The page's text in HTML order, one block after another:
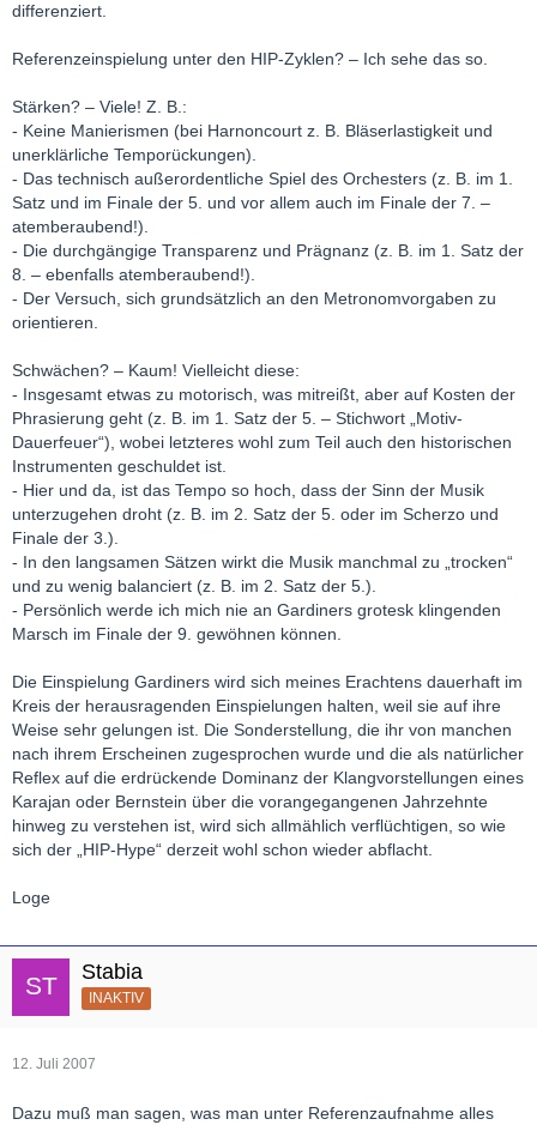
differenziert.
Referenzeinspielung unter den HIP-Zyklen? – Ich sehe das so.
Stärken? – Viele! Z. B.:
- Keine Manierismen (bei Harnoncourt z. B. Bläserlastigkeit und
unerklärliche Temporückungen).
- Das technisch außerordentliche Spiel des Orchesters (z. B. im 1.
Satz und im Finale der 5. und vor allem auch im Finale der 7. –
atemberaubend!).
- Die durchgängige Transparenz und Prägnanz (z. B. im 1. Satz der
8. – ebenfalls atemberaubend!).
- Der Versuch, sich grundsätzlich an den Metronomvorgaben zu
orientieren.
Schwächen? – Kaum! Vielleicht diese:
- Insgesamt etwas zu motorisch, was mitreißt, aber auf Kosten der
Phrasierung geht (z. B. im 1. Satz der 5. – Stichwort „Motiv-
Dauerfeuer“), wobei letzteres wohl zum Teil auch den historischen
Instrumenten geschuldet ist.
- Hier und da, ist das Tempo so hoch, dass der Sinn der Musik
unterzugehen droht (z. B. im 2. Satz der 5. oder im Scherzo und
Finale der 3.).
- In den langsamen Sätzen wirkt die Musik manchmal zu „trocken“
und zu wenig balanciert (z. B. im 2. Satz der 5.).
- Persönlich werde ich mich nie an Gardiners grotesk klingenden
Marsch im Finale der 9. gewöhnen können.
Die Einspielung Gardiners wird sich meines Erachtens dauerhaft im
Kreis der herausragenden Einspielungen halten, weil sie auf ihre
Weise sehr gelungen ist. Die Sonderstellung, die ihr von manchen
nach ihrem Erscheinen zugesprochen wurde und die als natürlicher
Reflex auf die erdrückende Dominanz der Klangvorstellungen eines
Karajan oder Bernstein über die vorangegangenen Jahrzehnte
hinweg zu verstehen ist, wird sich allmählich verflüchtigen, so wie
sich der „HIP-Hype“ derzeit wohl schon wieder abflacht.
Loge
Stabia
INAKTIV
12. Juli 2007
Dazu muß man sagen, was man unter Referenzaufnahme alles